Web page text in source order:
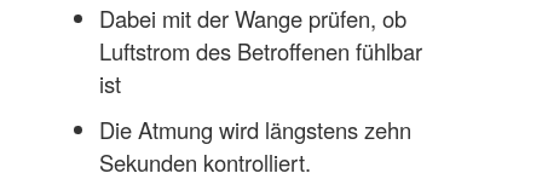
Dabei mit der Wange prüfen, ob
Luftstrom des Betroffenen fühlbar
ist
Die Atmung wird längstens zehn
Sekunden kontrolliert.